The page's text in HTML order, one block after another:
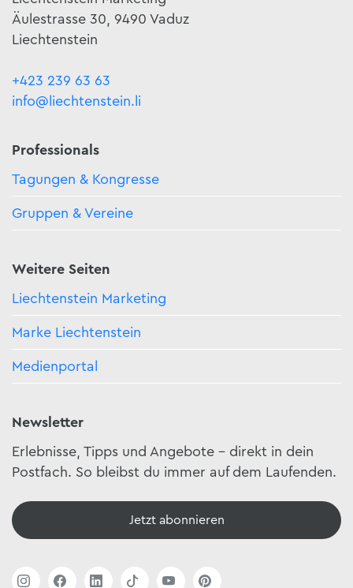
Äulestrasse 30, 9490 Vaduz
Liechtenstein
+423 239 63 63
info@liechtenstein.li
Professionals
Tagungen & Kongresse
Gruppen & Vereine
Weitere Seiten
Liechtenstein Marketing
Marke Liechtenstein
Medienportal
Newsletter
Erlebnisse, Tipps und Angebote – direkt in dein
Postfach. So bleibst du immer auf dem Laufenden.
Jetzt abonnieren